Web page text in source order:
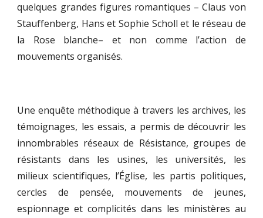
quelques grandes figures romantiques – Claus von
Stauffenberg, Hans et Sophie Scholl et le réseau de
la Rose blanche– et non comme l’action de
mouvements organisés.
Une enquête méthodique à travers les archives, les
témoignages, les essais, a permis de découvrir les
innombrables réseaux de Résistance, groupes de
résistants dans les usines, les universités, les
milieux scientifiques, l’Église, les partis politiques,
cercles de pensée, mouvements de jeunes,
espionnage et complicités dans les ministères au